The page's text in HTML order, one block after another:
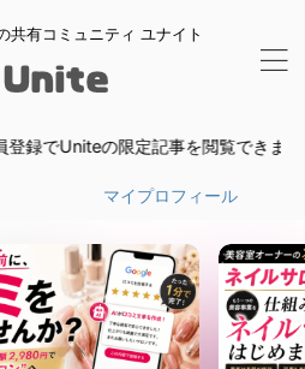
共有コミュニティ ユナイト
でUniteの限定記事を閲覧できます。無
マイプロフィール